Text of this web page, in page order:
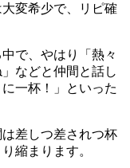
変希少で、リピ確
で、やはり「熱々
などと仲間と話し
一杯！」といった
差しつ差されつ杯
縮まります。